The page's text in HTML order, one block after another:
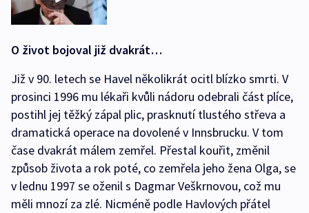
O život bojoval již dvakrát…
Již v 90. letech se Havel několikrát ocitl blízko smrti. V
prosinci 1996 mu lékaři kvůli nádoru odebrali část plíce,
postihl jej těžký zápal plic, prasknutí tlustého střeva a
dramatická operace na dovolené v Innsbrucku. V tom
čase dvakrát málem zemřel. Přestal kouřit, změnil
způsob života a rok poté, co zemřela jeho žena Olga, se
v lednu 1997 se oženil s Dagmar Veškrnovou, což mu
měli mnozí za zlé. Nicméně podle Havlových přátel